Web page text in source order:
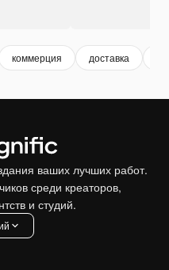
коммерция доставка
ваших лучших работ.
среди креаторов,
и студий.